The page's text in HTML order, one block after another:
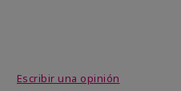
Escribir una opinión